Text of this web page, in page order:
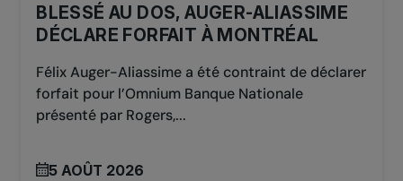
BLESSÉ AU DOS, AUGER-ALIASSIME
DÉCLARE FORFAIT À MONTRÉAL
Félix Auger-Aliassime a été contraint de déclarer
forfait pour l’Omnium Banque Nationale
présenté par Rogers,...
5 AOÛT 2026